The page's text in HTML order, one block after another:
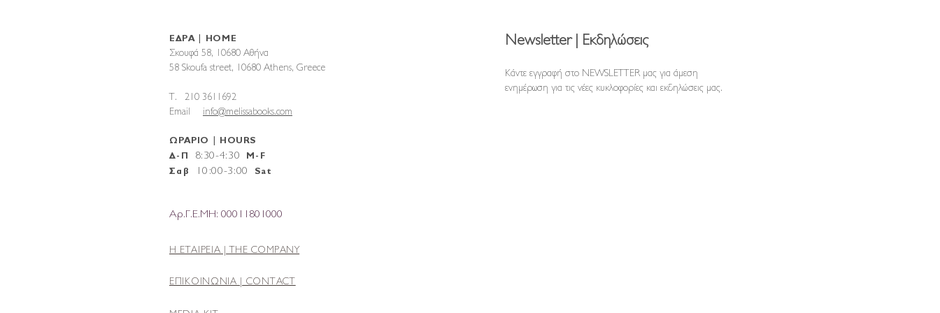
ΕΔΡΑ | HOME
Σκουφά 58, 10680 Αθήνα
58 Skoufa street, 10680 Athens, Greece
T. 210 3611692
Email info@melissabooks.com
ΩΡΑΡΙΟ | HOURS
Δ-Π
8:30-4:30 M-F
Σαβ
10 :00-3:00 Sat
Αρ.Γ.Ε.ΜΗ: 00011801000
Η ΕΤΑΙΡΕΙΑ | THE COMPANY
ΕΠΙΚΟΙΝΩΝΙΑ | CONTACT
Newsletter | Εκδηλώσεις
Κάντε εγγραφή στο NEWSLETTER μας για άμεση
ενημέρωση για τις νέες κυκλοφορίες και εκδηλώσεις μας.